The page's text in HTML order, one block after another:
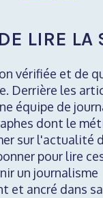
LIRE LA
vérifiée et de
Derrière les
équipe de
dont le
sur l'actualité
pour lire
un journalisme
et ancré dans